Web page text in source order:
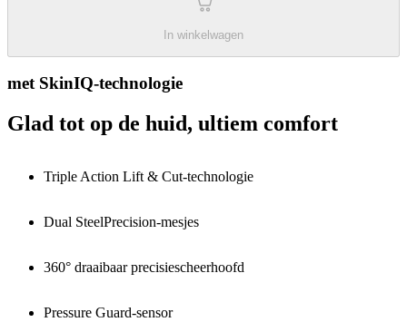
In winkelwagen
met SkinIQ-technologie
Glad tot op de huid, ultiem comfort
Triple Action Lift & Cut-technologie
Dual SteelPrecision-mesjes
360° draaibaar precisiescheerhoofd
Pressure Guard-sensor